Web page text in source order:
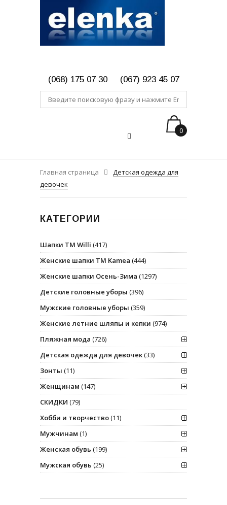
(068) 175 07 30 (067) 923 45 07
0
Главная страница
Детская одежда для
девочек
КАТЕГОРИИ
Шапки ТМ Willi (417)
Женские шапки ТМ Kamea (444)
Женские шапки Осень-Зима (1297)
Детские головные уборы (396)
Мужские головные уборы (359)
Женские летние шляпы и кепки (974)
Пляжная мода (726)
Детская одежда для девочек(33)
Зонты (11)
Женщинам (147)
СКИДКИ (79)
Хобби и творчество(11)
Мужчинам (1)
Женская обувь (199)
Мужская обувь (25)